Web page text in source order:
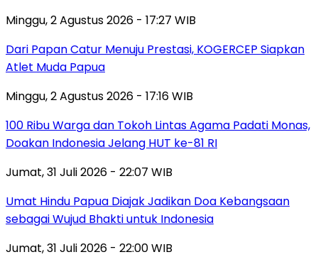
Minggu, 2 Agustus 2026 - 17:27 WIB
Dari Papan Catur Menuju Prestasi, KOGERCEP Siapkan
Atlet Muda Papua
Minggu, 2 Agustus 2026 - 17:16 WIB
100 Ribu Warga dan Tokoh Lintas Agama Padati Monas,
Doakan Indonesia Jelang HUT ke-81 RI
Jumat, 31 Juli 2026 - 22:07 WIB
Umat Hindu Papua Diajak Jadikan Doa Kebangsaan
sebagai Wujud Bhakti untuk Indonesia
Jumat, 31 Juli 2026 - 22:00 WIB